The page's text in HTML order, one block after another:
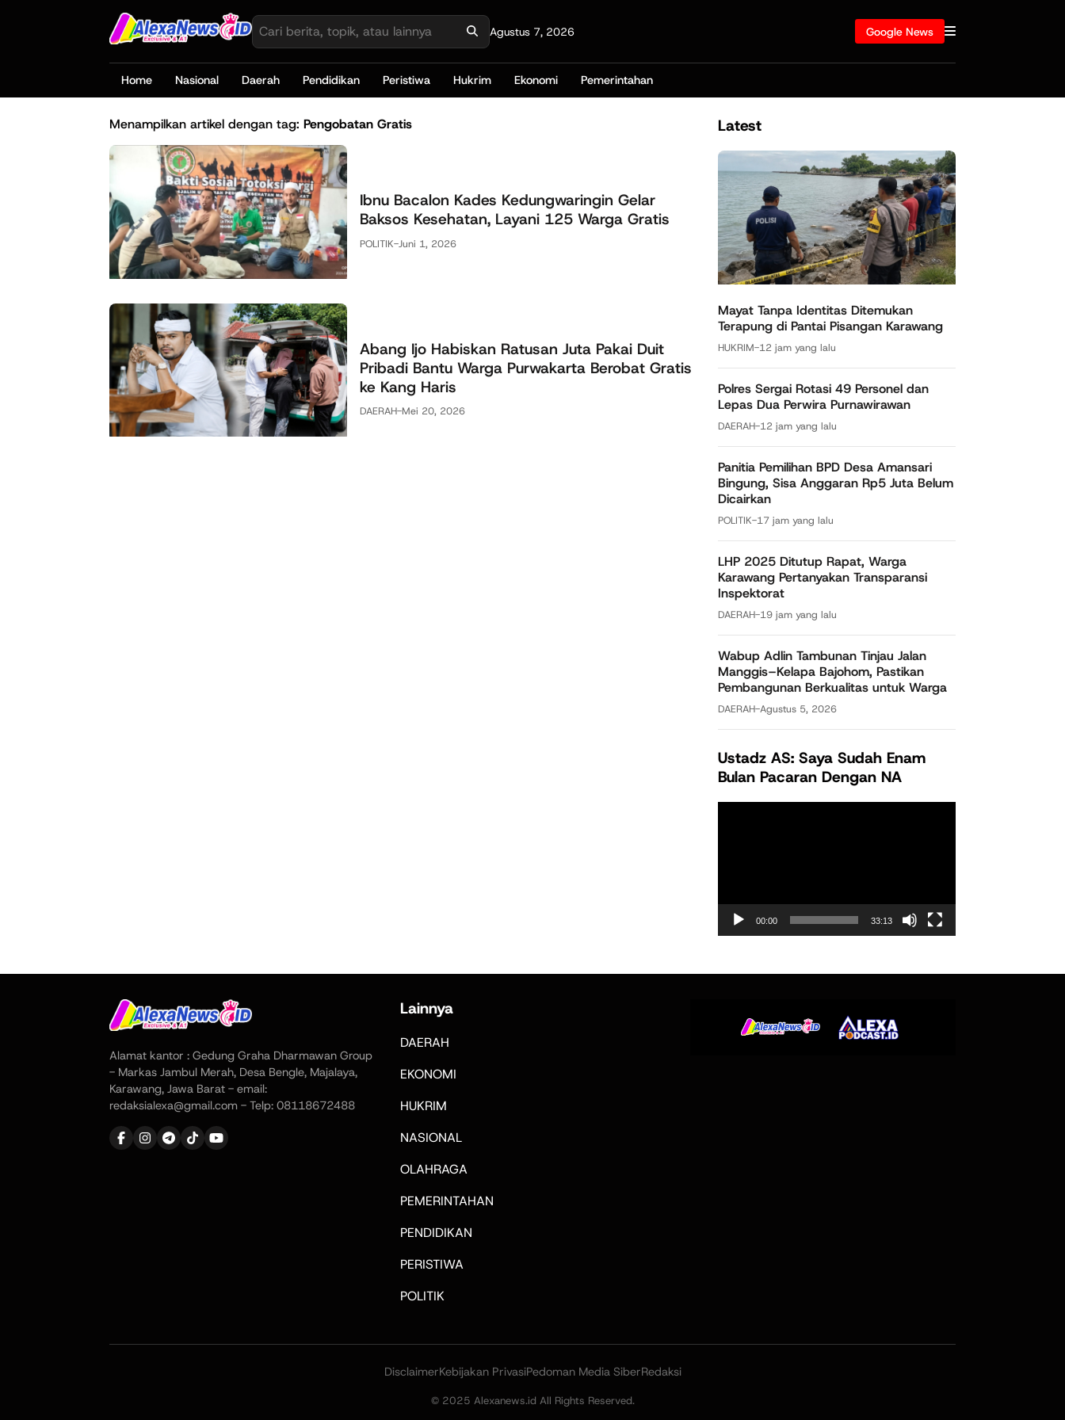
Agustus 7, 2026 Google News
Home Nasional Daerah Pendidikan Peristiwa Hukrim Ekonomi Pemerintahan
Menampilkan artikel dengan tag: Pengobatan Gratis
Ibnu Bacalon Kades Kedungwaringin Gelar
Baksos Kesehatan, Layani 125 Warga Gratis
POLITIK-Juni 1, 2026
Abang Ijo Habiskan Ratusan Juta Pakai Duit
Pribadi Bantu Warga Purwakarta Berobat Gratis
ke Kang Haris
DAERAH-Mei 20, 2026
Latest
Mayat Tanpa Identitas Ditemukan
Terapung di Pantai Pisangan Karawang
HUKRIM-12 jam yang lalu
Polres Sergai Rotasi 49 Personel dan
Lepas Dua Perwira Purnawirawan
DAERAH-12 jam yang lalu
Panitia Pemilihan BPD Desa Amansari
Bingung, Sisa Anggaran Rp5 Juta Belum
Dicairkan
POLITIK-17 jam yang lalu
LHP 2025 Ditutup Rapat, Warga
Karawang Pertanyakan Transparansi
Inspektorat
DAERAH-19 jam yang lalu
Wabup Adlin Tambunan Tinjau Jalan
Manggis–Kelapa Bajohom, Pastikan
Pembangunan Berkualitas untuk Warga
DAERAH-Agustus 5, 2026
Ustadz AS: Saya Sudah Enam
Bulan Pacaran Dengan NA
00:00 33:13
Alamat kantor : Gedung Graha Dharmawan Group
- Markas Jambul Merah, Desa Bengle, Majalaya,
Karawang, Jawa Barat - email:
redaksialexa@gmail.com - Telp: 08118672488
Lainnya
DAERAH
EKONOMI
HUKRIM
NASIONAL
OLAHRAGA
PEMERINTAHAN
PENDIDIKAN
PERISTIWA
POLITIK
DisclaimerKebijakan PrivasiPedoman Media SiberRedaksi
© 2025 Alexanews.id All Rights Reserved.